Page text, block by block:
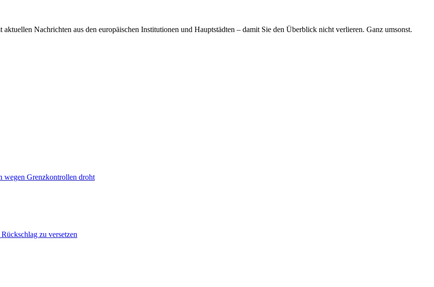
Nachrichten aus den europäischen Institutionen und Hauptstädten – damit Sie den Überblick nicht verlieren. Ganz umsonst.
wegen Grenzkontrollen droht
zu versetzen